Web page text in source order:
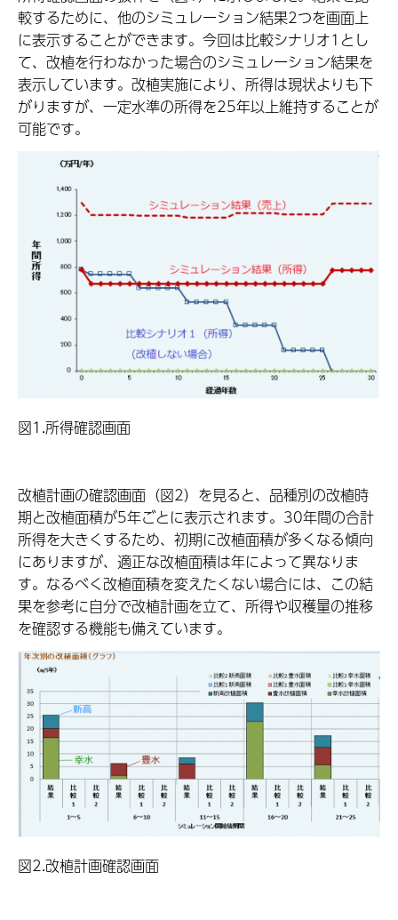
較するために、他のシミュレーション結果2つを画面上
に表示することができます。今回は比較シナリオ1とし
て、改植を行わなかった場合のシミュレーション結果を
表示しています。改植実施により、所得は現状よりも下
がりますが、一定水準の所得を25年以上維持することが
可能です。
図1.所得確認画面
改植計画の確認画面（図2）を見ると、品種別の改植時
期と改植面積が5年ごとに表示されます。30年間の合計
所得を大きくするため、初期に改植面積が多くなる傾向
にありますが、適正な改植面積は年によって異なりま
す。なるべく改植面積を変えたくない場合には、この結
果を参考に自分で改植計画を立て、所得や収穫量の推移
を確認する機能も備えています。
図2.改植計画確認画面